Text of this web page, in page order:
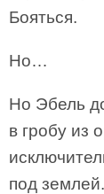
Бояться.
Но…
Но Эбель
в гробу из
под